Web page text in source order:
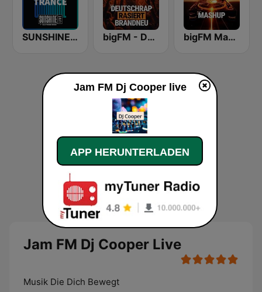
SUNSHINE LIVE - Trance bigFM - Deutschrap rasiert brandeu bigFM Mashup
Jam FM Dj Cooper Live
Musik Die Dich Bewegt
Jam FM Dj Cooper live
APP HERUNTERLADEN